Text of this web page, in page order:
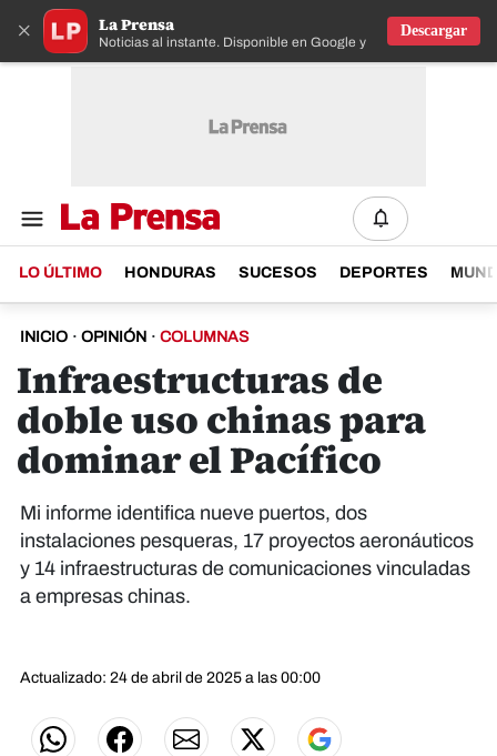
× La Prensa
Noticias al instante. Disponible en Google y IOS
Descargar
LO ÚLTIMO HONDURAS SUCESOS DEPORTES
INICIO · OPINIÓN · COLUMNAS
Infraestructuras de
doble uso chinas para
dominar el Pacífico
Mi informe identifica nueve puertos, dos
instalaciones pesqueras, 17 proyectos aeronáuticos
y 14 infraestructuras de comunicaciones vinculadas
a empresas chinas.
Actualizado: 24 de abril de 2025 a las 00:00